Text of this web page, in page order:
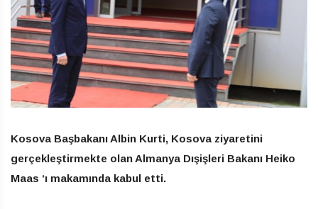
Kosova Başbakanı Albin Kurti, Kosova ziyaretini
gerçekleştirmekte olan Almanya Dışişleri Bakanı Heiko
Maas ‘ı makamında kabul etti.